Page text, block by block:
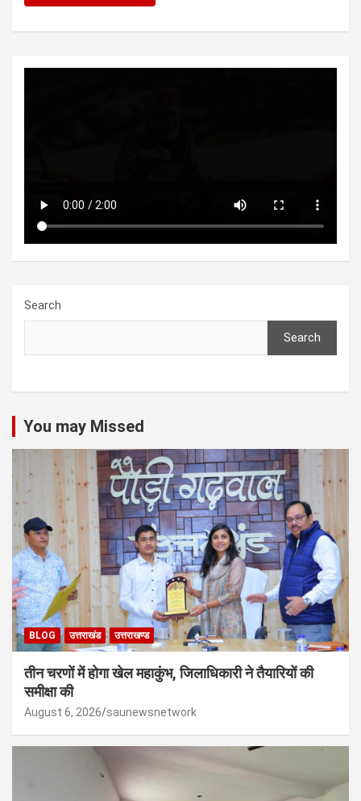
Search
Search
You may Missed
BLOG उत्तराखंड उत्तराखण्ड
तीन चरणों में होगा खेल महाकुंभ, जिलाधिकारी ने तैयारियों की
समीक्षा की
August 6, 2026 saunewsnetwork